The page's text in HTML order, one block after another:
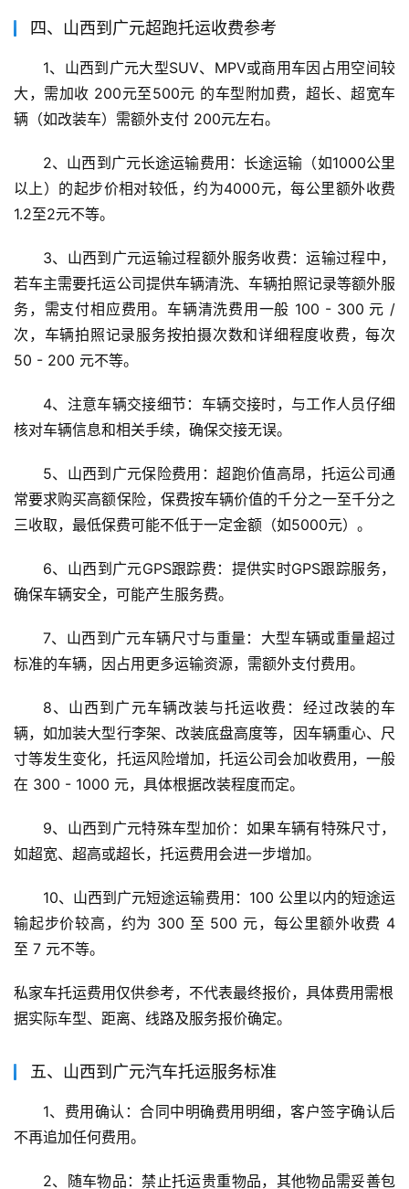
四、山西到广元超跑托运收费参考
1、山西到广元大型SUV、MPV或商用车因占用空间较
大，需加收 200元至500元 的车型附加费，超长、超宽车
辆（如改装车）需额外支付 200元左右。
2、山西到广元长途运输费用：长途运输（如1000公里
以上）的起步价相对较低，约为4000元，每公里额外收费
1.2至2元不等。
3、山西到广元运输过程额外服务收费：运输过程中，
若车主需要托运公司提供车辆清洗、车辆拍照记录等额外服
务，需支付相应费用。车辆清洗费用一般 100 - 300 元 /
次，车辆拍照记录服务按拍摄次数和详细程度收费，每次
50 - 200 元不等。
4、注意车辆交接细节：车辆交接时，与工作人员仔细
核对车辆信息和相关手续，确保交接无误。
5、山西到广元保险费用：超跑价值高昂，托运公司通
常要求购买高额保险，保费按车辆价值的千分之一至千分之
三收取，最低保费可能不低于一定金额（如5000元）。
6、山西到广元GPS跟踪费：提供实时GPS跟踪服务，
确保车辆安全，可能产生服务费。
7、山西到广元车辆尺寸与重量：大型车辆或重量超过
标准的车辆，因占用更多运输资源，需额外支付费用。
8、山西到广元车辆改装与托运收费：经过改装的车
辆，如加装大型行李架、改装底盘高度等，因车辆重心、尺
寸等发生变化，托运风险增加，托运公司会加收费用，一般
在 300 - 1000 元，具体根据改装程度而定。
9、山西到广元特殊车型加价：如果车辆有特殊尺寸，
如超宽、超高或超长，托运费用会进一步增加。
10、山西到广元短途运输费用：100 公里以内的短途运
输起步价较高，约为 300 至 500 元，每公里额外收费 4
至 7 元不等。
私家车托运费用仅供参考，不代表最终报价，具体费用需根
据实际车型、距离、线路及服务报价确定。
五、山西到广元汽车托运服务标准
1、费用确认：合同中明确费用明细，客户签字确认后
不再追加任何费用。
2、随车物品：禁止托运贵重物品，其他物品需妥善包